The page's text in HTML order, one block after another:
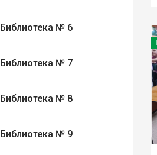
Библиотека № 6
Библиотека № 7
Библиотека № 8
Библиотека № 9